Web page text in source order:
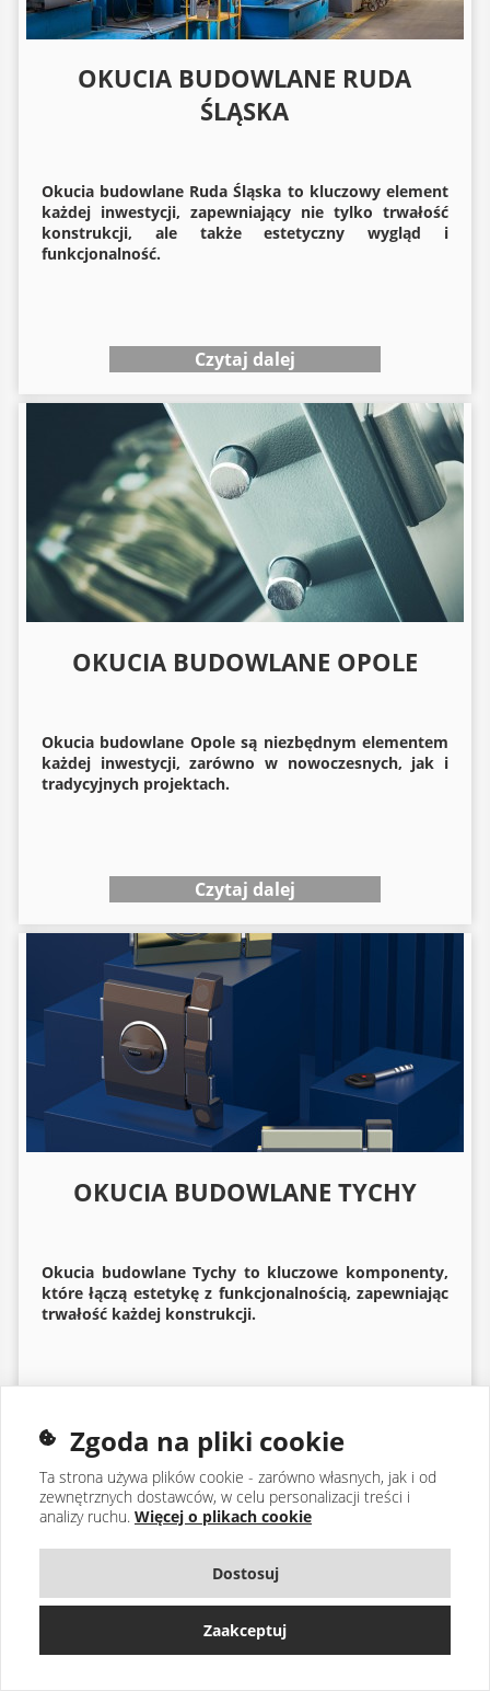
OKUCIA BUDOWLANE RUDA
ŚLĄSKA
Okucia budowlane Ruda Śląska to kluczowy element
każdej inwestycji, zapewniający nie tylko trwałość
konstrukcji, ale także estetyczny wygląd i
funkcjonalność.
Czytaj dalej
OKUCIA BUDOWLANE OPOLE
Okucia budowlane Opole są niezbędnym elementem
każdej inwestycji, zarówno w nowoczesnych, jak i
tradycyjnych projektach.
Czytaj dalej
OKUCIA BUDOWLANE TYCHY
Okucia budowlaneTychy to kluczowe komponenty,
które łączą estetykę z funkcjonalnością, zapewniając
trwałość każdej konstrukcji.
Zgoda na pliki cookie
Ta strona używa plików cookie - zarówno własnych, jak i od
zewnętrznych dostawców, w celu personalizacji treści i
analizy ruchu. Więcej o plikach cookie
Dostosuj
Zaakceptuj